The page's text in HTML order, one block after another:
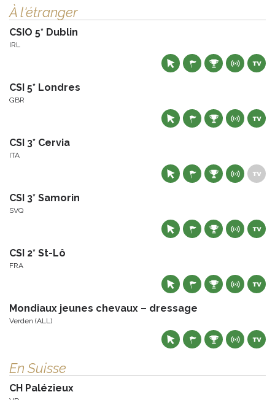
À l'étranger
CSIO 5* Dublin
IRL
CSI 5* Londres
GBR
CSI 3* Cervia
ITA
CSI 3* Samorin
SVQ
CSI 2* St-Lô
FRA
Mondiaux jeunes chevaux – dressage
Verden (ALL)
En Suisse
CH Palézieux